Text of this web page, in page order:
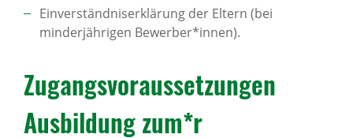
Einverständniserklärung der Eltern (bei
minderjährigen Bewerber*innen).
Zugangsvoraussetzungen
Ausbildung zum*r